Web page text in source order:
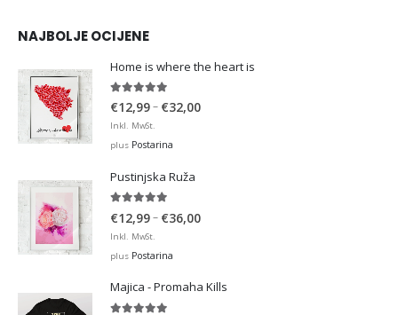
NAJBOLJE OCIJENE
Home is where the heart is
5.00out of 5
€12,99– €32,00Price
Inkl. MwSt.
plus Postarina
Pustinjska Ruža
€12,99– €36,00Price
€36,00
Inkl. MwSt.
plus Postarina
Majica - Promaha Kills